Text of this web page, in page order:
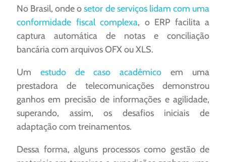
No Brasil, onde osetor de serviços lidam com uma
conformidade fiscal complexa, o ERP facilita a
captura automática de notas e conciliação
bancária com arquivos OFX ou XLS.
Um estudo de caso acadêmico em uma
prestadora de telecomunicações demonstrou
ganhos em precisão de informações e agilidade,
superando, assim, os desafios iniciais de
adaptação com treinamentos.
Dessa forma, alguns processos como gestão de